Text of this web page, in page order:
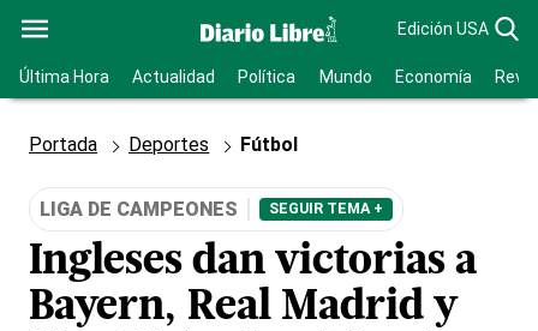
Edición USA
Última Hora Actualidad Política Mundo Economía
Portada Deportes Fútbol
LIGA DE CAMPEONES SEGUIR TEMA +
Ingleses dan victorias a
Bayern, Real Madrid y